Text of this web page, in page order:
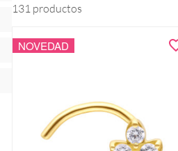
131 productos
NOVEDAD